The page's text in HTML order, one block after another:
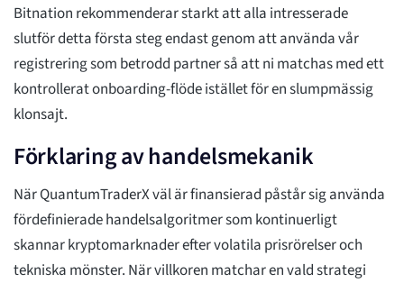
Bitnation rekommenderar starkt att alla intresserade
slutför detta första steg endast genom att använda vår
registrering som betrodd partner så att ni matchas med ett
kontrollerat onboarding-flöde istället för en slumpmässig
klonsajt.
Förklaring av handelsmekanik
När QuantumTraderX väl är finansierad påstår sig använda
fördefinierade handelsalgoritmer som kontinuerligt
skannar kryptomarknader efter volatila prisrörelser och
tekniska mönster. När villkoren matchar en vald strategi